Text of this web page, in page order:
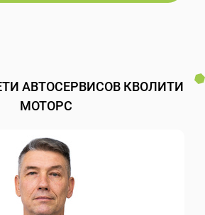
АВТОСЕРВИСОВ КВОЛИТИ
МОТОРС